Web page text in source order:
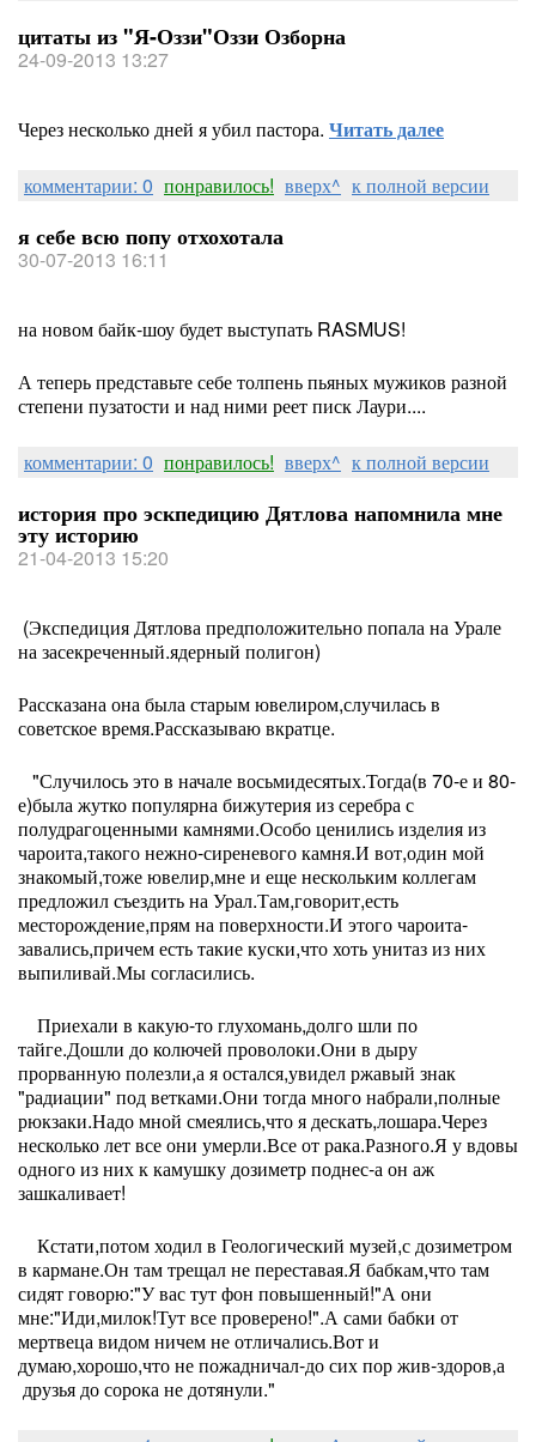
цитаты из "Я-Оззи"Оззи Озборна
24-09-2013 13:27
Через несколько дней я убил пастора. Читать далее
комментарии: 0 понравилось! вверх^ к полной версии
я себе всю попу отхохотала
30-07-2013 16:11
на новом байк-шоу будет выступать RASMUS!
А теперь представьте себе толпень пьяных мужиков разной
степени пузатости и над ними реет писк Лаури....
комментарии: 0 понравилось! вверх^ к полной версии
история про эскпедицию Дятлова напомнила мне
эту историю
21-04-2013 15:20
(Экспедиция Дятлова предположительно попала на Урале
на засекреченный.ядерный полигон)
Рассказана она была старым ювелиром,случилась в
советское время.Рассказываю вкратце.
"Случилось это в начале восьмидесятых.Тогда(в 70-е и 80-
е)была жутко популярна бижутерия из серебра с
полудрагоценными камнями.Особо ценились изделия из
чароита,такого нежно-сиреневого камня.И вот,один мой
знакомый,тоже ювелир,мне и еще нескольким коллегам
предложил съездить на Урал.Там,говорит,есть
месторождение,прям на поверхности.И этого чароита-
завались,причем есть такие куски,что хоть унитаз из них
выпиливай.Мы согласились.
Приехали в какую-то глухомань,долго шли по
тайге.Дошли до колючей проволоки.Они в дыру
прорванную полезли,а я остался,увидел ржавый знак
"радиации" под ветками.Они тогда много набрали,полные
рюкзаки.Надо мной смеялись,что я дескать,лошара.Через
несколько лет все они умерли.Все от рака.Разного.Я у вдовы
одного из них к камушку дозиметр поднес-а он аж
зашкаливает!
Кстати,потом ходил в Геологический музей,с дозиметром
в кармане.Он там трещал не переставая.Я бабкам,что там
сидят говорю:"У вас тут фон повышенный!"А они
мне:"Иди,милок!Тут все проверено!".А сами бабки от
мертвеца видом ничем не отличались.Вот и
думаю,хорошо,что не пожадничал-до сих пор жив-здоров,а
друзья до сорока не дотянули."